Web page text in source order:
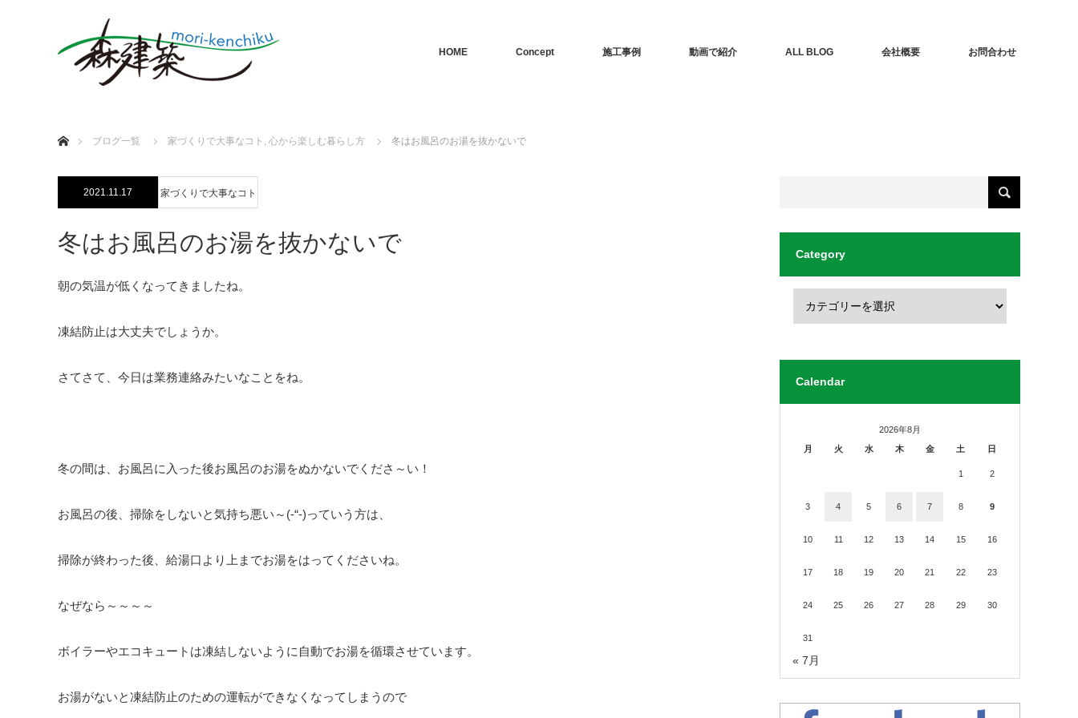
HOME Concept 施工事例 動画で紹介 ALL BLOG 会社概要 お問合わせ
ブログ一覧
家づくりで大事なコト , 心から楽しむ暮らし方 冬はお風呂のお湯を抜かないで
2021.11.17 家づくりで大事なコト
冬はお風呂のお湯を抜かないで
朝の気温が低くなってきましたね。
凍結防止は大丈夫でしょうか。
さてさて、今日は業務連絡みたいなことをね。
冬の間は、お風呂に入った後お風呂のお湯をぬかないでくださ～い！
お風呂の後、掃除をしないと気持ち悪い～(-“-)っていう方は、
掃除が終わった後、給湯口より上までお湯をはってくださいね。
なぜなら～～～～
ボイラーやエコキュートは凍結しないように自動でお湯を循環させています。
お湯がないと凍結防止のための運転ができなくなってしまうので
Category
Calendar
2026年8月
月
火 水 木 金 土 日
1 2
3 4 5 6 7 8 9
10 11 12 13 14 15 16
17 18 19 20 21 22 23
24 25 26 27 28 29 30
31
« 7月